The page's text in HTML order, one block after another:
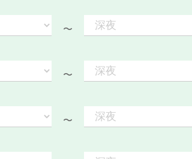
〜
〜
〜